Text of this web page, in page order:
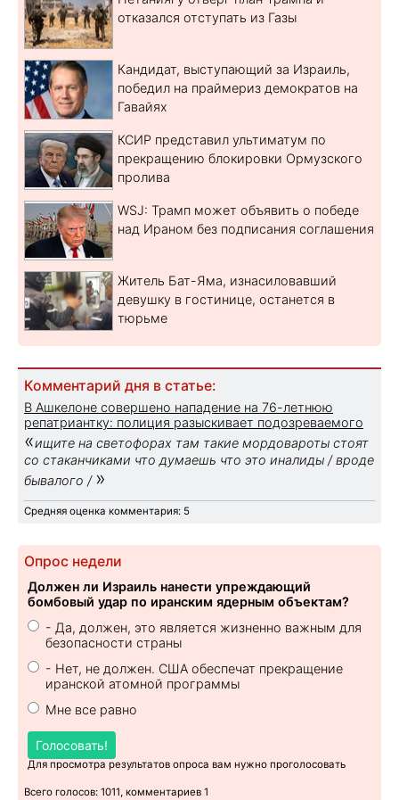
отказался отступать из Газы
Кандидат, выступающий за Израиль,
победил на праймериз демократов на
Гавайях
КСИР представил ультиматум по
прекращению блокировки Ормузского
пролива
WSJ: Трамп может объявить о победе
над Ираном без подписания соглашения
Житель Бат-Яма, изнасиловавший
девушку в гостинице, останется в
тюрьме
Комментарий дня в статье:
В Ашкелоне совершено нападение на 76-летнюю
репатриантку: полиция разыскивает подозреваемого
«ищите на светофорах там такие мордовароты стоят
со стаканчиками что думаешь что это иналиды / вроде
бывалого / »
Средняя оценка комментария: 5
Опрос недели
Должен ли Израиль нанести упреждающий
бомбовый удар по иранским ядерным объектам?
- Да, должен, это является жизненно важным для
безопасности страны
- Нет, не должен. США обеспечат прекращение
иранской атомной программы
Мне все равно
Голосовать!
Для просмотра результатов опроса вам нужно проголосовать
Всего голосов: 1011, комментариев 1